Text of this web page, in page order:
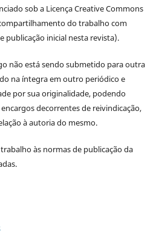
sob a Licença Creative Commons
do trabalho com
publicação inicial nesta revista).
não está sendo submetido para outra
na íntegra em outro periódico e
por sua originalidade, podendo
decorrentes de reivindicação,
à autoria do mesmo.
às normas de publicação da